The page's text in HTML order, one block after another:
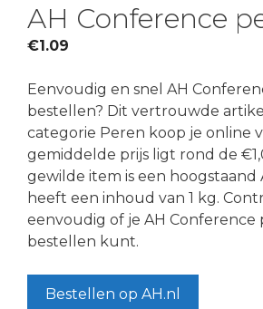
AH Conference
€1.09
Eenvoudig en snel AH
bestellen? Dit vertrouwde
categorie Peren koop je online
gemiddelde prijs ligt rond de
gewilde item is een
heeft een inhoud van 1 kg.
eenvoudig of je AH Conference
bestellen kunt.
Bestellen op AH.nl